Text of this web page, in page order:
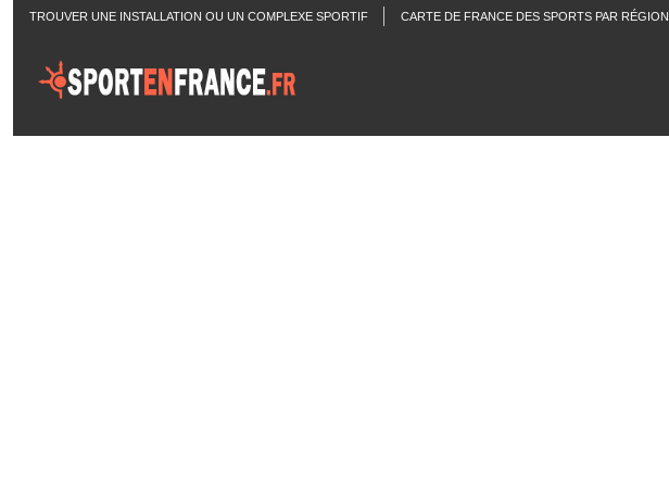
TROUVER UNE INSTALLATION OU UN COMPLEXE SPORTIF CARTE DE FRANCE DES SPORTS PAR RÉGION